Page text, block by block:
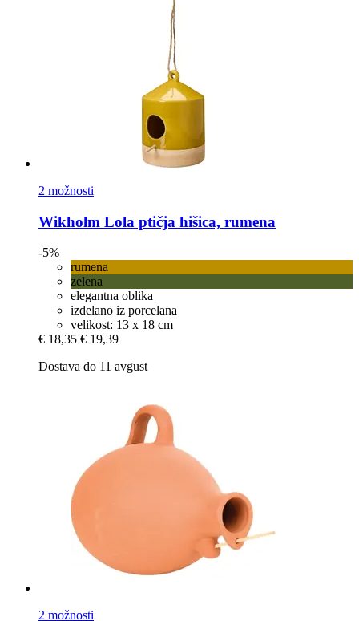
2 možnosti
Wikholm Lola ptičja hišica, rumena
-5%
rumena
zelena
elegantna oblika
izdelano iz porcelana
velikost: 13 x 18 cm
€ 18,35 € 19,39
Dostava do 11 avgust
2 možnosti